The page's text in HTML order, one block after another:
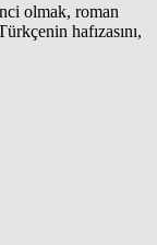
olmak, roman
hafızasını,